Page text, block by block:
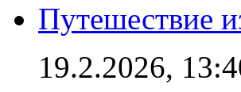
Путешествие
19.2.2026,